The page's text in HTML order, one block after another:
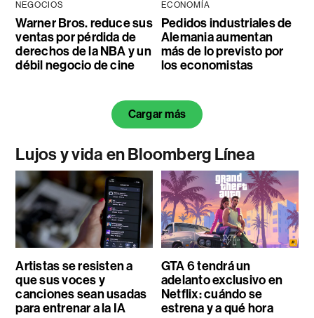
NEGOCIOS
Warner Bros. reduce sus
ventas por pérdida de
derechos de la NBA y un
débil negocio de cine
ECONOMÍA
Pedidos industriales de
Alemania aumentan
más de lo previsto por
los economistas
Cargar más
Lujos y vida en Bloomberg Línea
Artistas se resisten a
que sus voces y
canciones sean usadas
para entrenar a la IA
GTA 6 tendrá un
adelanto exclusivo en
Netflix: cuándo se
estrena y a qué hora